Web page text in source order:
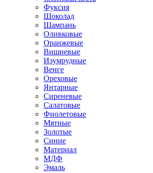
Фуксия
Шоколад
Шампань
Оливковые
Оранжевые
Вишневые
Изумрудные
Венге
Ореховые
Янтарные
Сиреневые
Салатовые
Фиолетовые
Мятные
Золотые
Синие
Материал
МДФ
Эмаль